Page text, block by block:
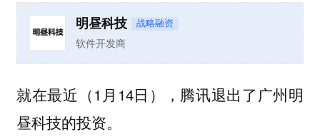
明昼科技 战略融资
软件开发商
就在最近（1月14日），腾讯退出了广州明
昼科技的投资。